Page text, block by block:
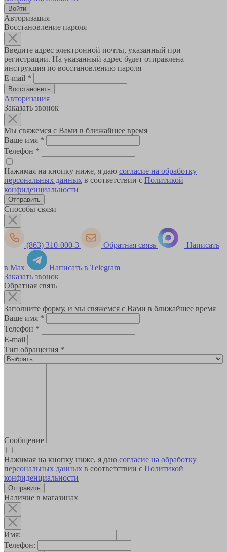
Авторизация
Восстановление пароля
Введите адрес электронной почты, указанный при
регистрации. На указанный адрес будет отправлена
инструкция по восстановлению пароля
E-mail *
Авторизация
Заказать звонок
Мы свяжемся с Вами в ближайшее время
Ваше имя *
Телефон *
Нажимая на кнопку ниже, я даю согласие на обработку
персональных данных в соответствии с Политикой
конфиденциальности
Способы связи
(863) 310-000-3 Обратная связь Написать
в Max
Написать в Telegram
Заказать звонок
Обратная связь
Заполните форму, и мы свяжемся с Вами в ближайшее время
Ваше имя *
Телефон *
E-mail
Тип обращения *
Сообщение
Нажимая на кнопку ниже, я даю согласие на обработку
персональных данных в соответствии с Политикой
конфиденциальности
Наличие в магазинах
Имя:
Телефон: